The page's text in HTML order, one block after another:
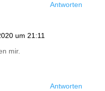
Antworten
um 21:11
mir.
Antworten